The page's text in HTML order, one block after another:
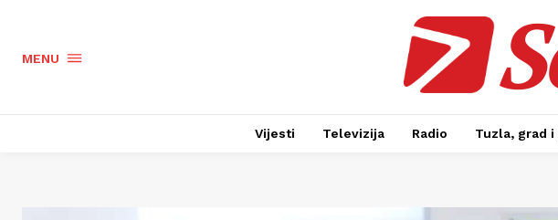
MENU
Vijesti Televizija Radio Tuzla, grad